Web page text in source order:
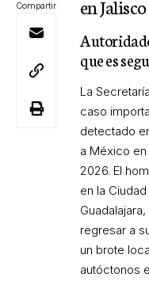
Compartir
en
que es
La
caso
detectado
a México
2026. El
en la
regresar a
un brote
autóctonos